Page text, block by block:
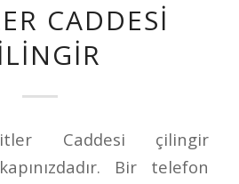
CADDESI
Caddesi çilingir
Bir telefon